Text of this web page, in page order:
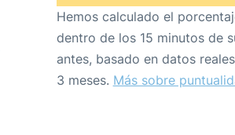
Hemos calculado el
dentro de los 15 minutos de
antes, basado en datos
3 meses. Más sobre